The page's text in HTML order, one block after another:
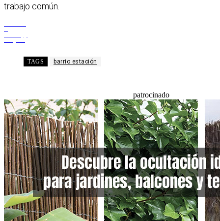
trabajo común.
TAGS barrio estación
patrocinado